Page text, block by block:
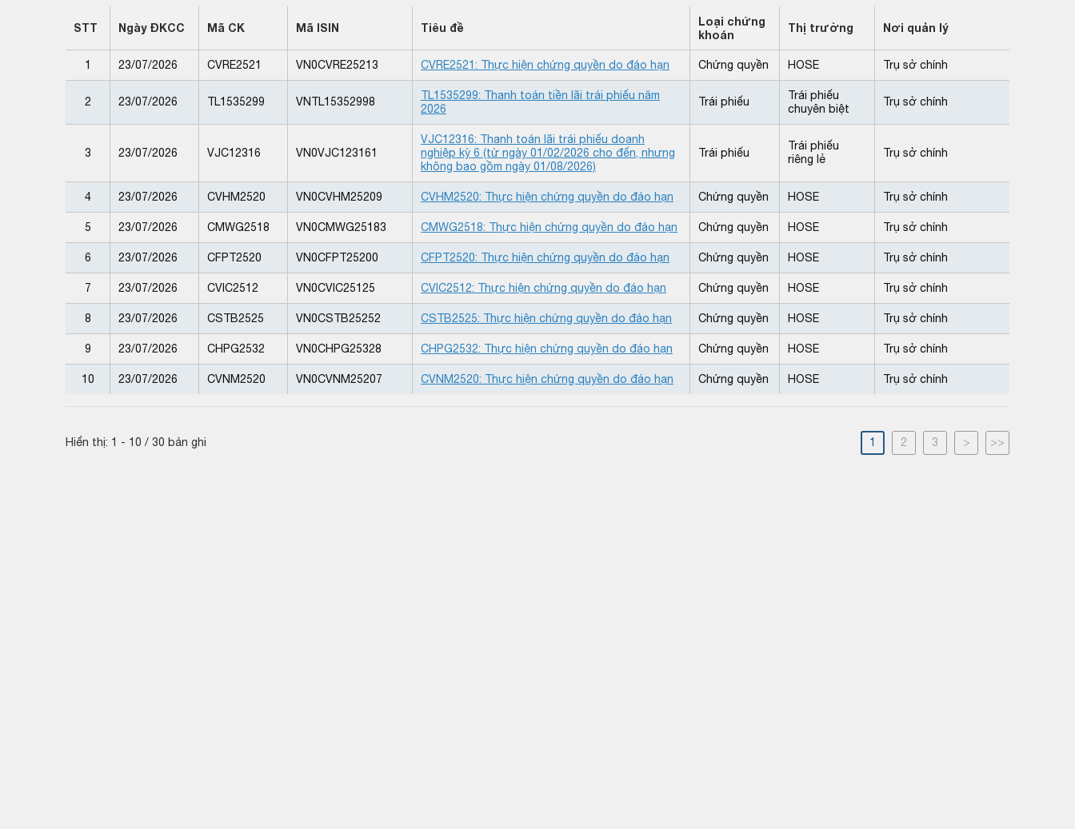
STT Ngày ĐKCC Mã CK Mã ISIN Tiêu đề
Loại chứng
khoán
Thị trường Nơi quản lý
1 23/07/2026 CVRE2521 VN0CVRE25213 CVRE2521: Thực hiện chứng quyền do đáo hạn Chứng quyền HOSE Trụ sở chính
2 23/07/2026 TL1535299 VNTL15352998
TL1535299: Thanh toán tiền lãi trái phiếu năm
2026
Trái phiếu
Trái phiếu
chuyên biệt
Trụ sở chính
3 23/07/2026 VJC12316 VN0VJC123161
VJC12316: Thanh toán lãi trái phiếu doanh
nghiệp kỳ 6 (từ ngày 01/02/2026 cho đến, nhưng
không bao gồm ngày 01/08/2026)
Trái phiếu
Trái phiếu
riêng lẻ
Trụ sở chính
4 23/07/2026 CVHM2520 VN0CVHM25209 CVHM2520: Thực hiện chứng quyền do đáo hạn Chứng quyền HOSE Trụ sở chính
5 23/07/2026 CMWG2518 VN0CMWG25183 CMWG2518: Thực hiện chứng quyền do đáo hạn Chứng quyền HOSE Trụ sở chính
6 23/07/2026 CFPT2520 VN0CFPT25200 CFPT2520: Thực hiện chứng quyền do đáo hạn Chứng quyền HOSE Trụ sở chính
7 23/07/2026 CVIC2512 VN0CVIC25125 CVIC2512: Thực hiện chứng quyền do đáo hạn Chứng quyền HOSE Trụ sở chính
8 23/07/2026 CSTB2525 VN0CSTB25252 CSTB2525: Thực hiện chứng quyền do đáo hạn Chứng quyền HOSE Trụ sở chính
9 23/07/2026 CHPG2532 VN0CHPG25328 CHPG2532: Thực hiện chứng quyền do đáo hạn Chứng quyền HOSE Trụ sở chính
10 23/07/2026 CVNM2520 VN0CVNM25207 CVNM2520: Thực hiện chứng quyền do đáo hạn Chứng quyền HOSE Trụ sở chính
Hiển thị: 1 - 10 / 30 bản ghi 1 2 3 > >>